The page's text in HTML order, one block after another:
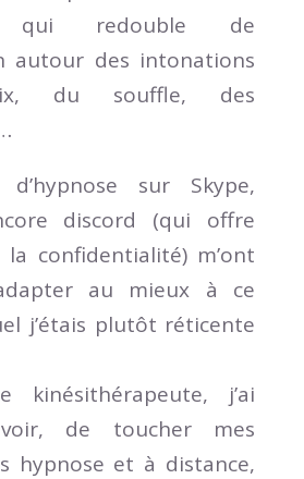
qui redouble de
autour des intonations
du souffle, des
d’hypnose sur Skype,
discord (qui offre
la confidentialité) m’ont
au mieux à ce
j’étais plutôt réticente
j’ai
de toucher mes
hypnose et à distance,